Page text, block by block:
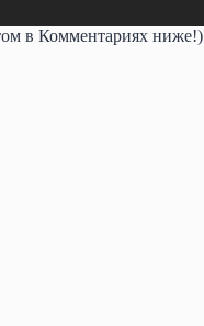
в Комментариях ниже!)